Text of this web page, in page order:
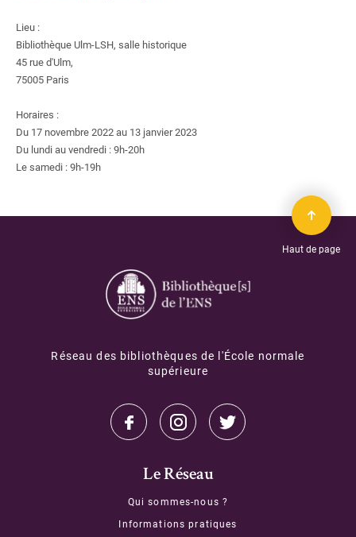
Lieu :
Bibliothèque Ulm-LSH, salle historique
45 rue d'Ulm,
75005 Paris
Horaires :
Du 17 novembre 2022 au 13 janvier 2023
Du lundi au vendredi : 9h-20h
Le samedi : 9h-19h
Haut de page
Réseau des bibliothèques de l'École normale
supérieure
Le Réseau
Qui sommes-nous ?
Informations pratiques